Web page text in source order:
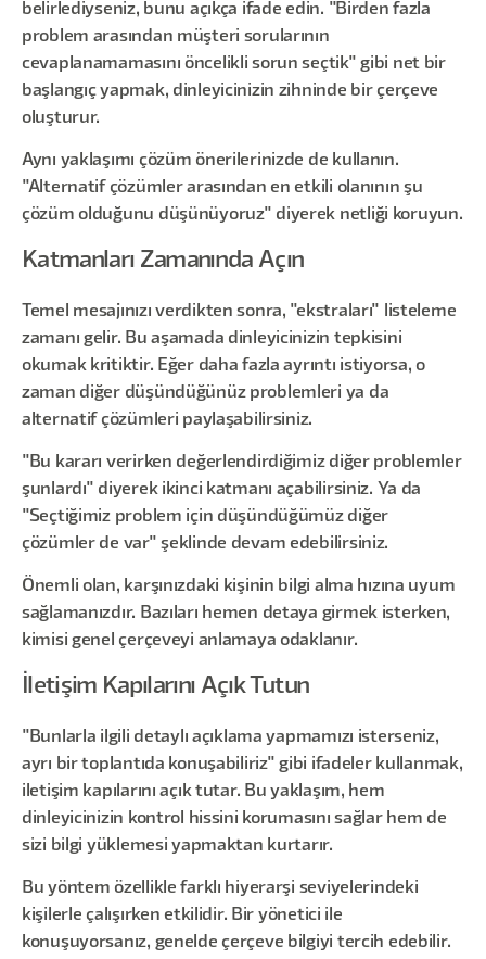
belirlediyseniz, bunu açıkça ifade edin. "Birden fazla
problem arasından müşteri sorularının
cevaplanamamasını öncelikli sorun seçtik" gibi net bir
başlangıç yapmak, dinleyicinizin zihninde bir çerçeve
oluşturur.
Aynı yaklaşımı çözüm önerilerinizde de kullanın.
"Alternatif çözümler arasından en etkili olanının şu
çözüm olduğunu düşünüyoruz" diyerek netliği koruyun.
Katmanları Zamanında Açın
Temel mesajınızı verdikten sonra, "ekstraları" listeleme
zamanı gelir. Bu aşamada dinleyicinizin tepkisini
okumak kritiktir. Eğer daha fazla ayrıntı istiyorsa, o
zaman diğer düşündüğünüz problemleri ya da
alternatif çözümleri paylaşabilirsiniz.
"Bu kararı verirken değerlendirdiğimiz diğer problemler
şunlardı" diyerek ikinci katmanı açabilirsiniz. Ya da
"Seçtiğimiz problem için düşündüğümüz diğer
çözümler de var" şeklinde devam edebilirsiniz.
Önemli olan, karşınızdaki kişinin bilgi alma hızına uyum
sağlamanızdır. Bazıları hemen detaya girmek isterken,
kimisi genel çerçeveyi anlamaya odaklanır.
İletişim Kapılarını Açık Tutun
"Bunlarla ilgili detaylı açıklama yapmamızı isterseniz,
ayrı bir toplantıda konuşabiliriz" gibi ifadeler kullanmak,
iletişim kapılarını açık tutar. Bu yaklaşım, hem
dinleyicinizin kontrol hissini korumasını sağlar hem de
sizi bilgi yüklemesi yapmaktan kurtarır.
Bu yöntem özellikle farklı hiyerarşi seviyelerindeki
kişilerle çalışırken etkilidir. Bir yönetici ile
konuşuyorsanız, genelde çerçeve bilgiyi tercih edebilir.